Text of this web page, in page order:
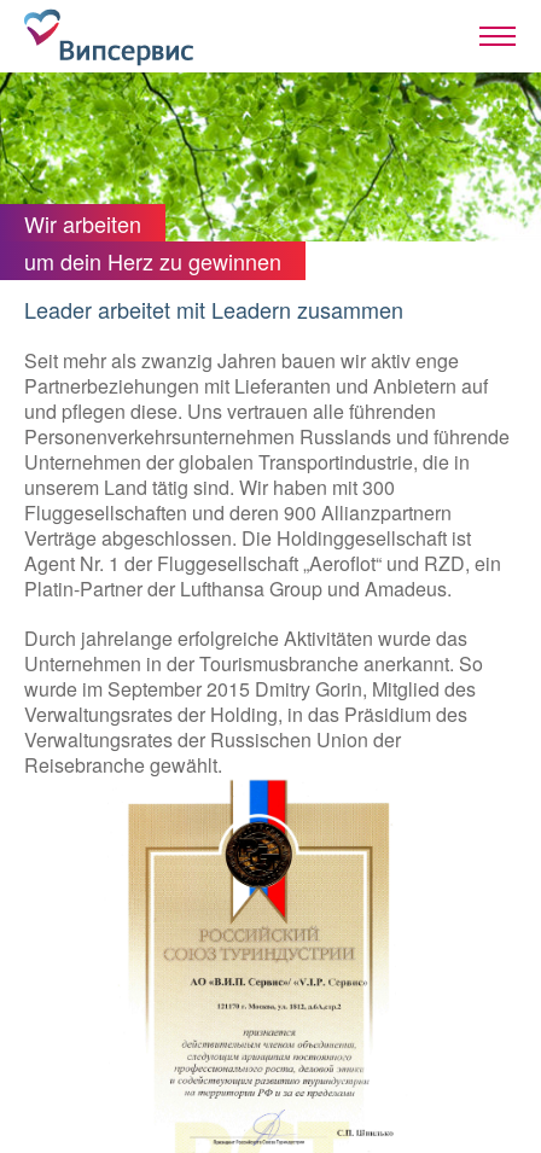
Wir arbeiten
um dein Herz zu gewinnen
Leader arbeitet mit Leadern zusammen
Seit mehr als zwanzig Jahren bauen wir aktiv enge
Partnerbeziehungen mit Lieferanten und Anbietern auf
und pflegen diese. Uns vertrauen alle führenden
Personenverkehrsunternehmen Russlands und führende
Unternehmen der globalen Transportindustrie, die in
unserem Land tätig sind. Wir haben mit 300
Fluggesellschaften und deren 900 Allianzpartnern
Verträge abgeschlossen. Die Holdinggesellschaft ist
Agent Nr. 1 der Fluggesellschaft „Aeroflot“ und RZD, ein
Platin-Partner der Lufthansa Group und Amadeus.
Durch jahrelange erfolgreiche Aktivitäten wurde das
Unternehmen in der Tourismusbranche anerkannt. So
wurde im September 2015 Dmitry Gorin, Mitglied des
Verwaltungsrates der Holding, in das Präsidium des
Verwaltungsrates der Russischen Union der
Reisebranche gewählt.